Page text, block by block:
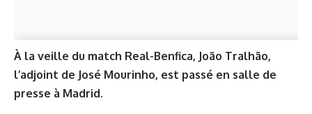
À la veille du match Real-Benfica, João Tralhão,
l’adjoint de José Mourinho, est passé en salle de
presse à Madrid.